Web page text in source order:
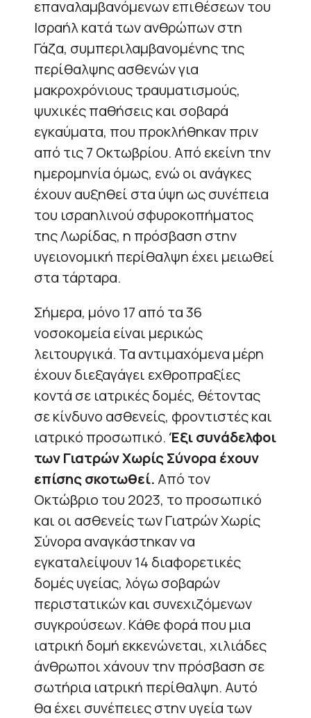
επαναλαμβανόμενων επιθέσεων του
Ισραήλ κατά των ανθρώπων στη
Γάζα, συμπεριλαμβανομένης της
περίθαλψης ασθενών για
μακροχρόνιους τραυματισμούς,
ψυχικές παθήσεις και σοβαρά
εγκαύματα, που προκλήθηκαν πριν
από τις 7 Οκτωβρίου. Από εκείνη την
ημερομηνία όμως, ενώ οι ανάγκες
έχουν αυξηθεί στα ύψη ως συνέπεια
του ισραηλινού σφυροκοπήματος
της Λωρίδας, η πρόσβαση στην
υγειονομική περίθαλψη έχει μειωθεί
στα τάρταρα.
Σήμερα, μόνο 17 από τα 36
νοσοκομεία είναι μερικώς
λειτουργικά. Τα αντιμαχόμενα μέρη
έχουν διεξαγάγει εχθροπραξίες
κοντά σε ιατρικές δομές, θέτοντας
σε κίνδυνο ασθενείς, φροντιστές και
ιατρικό προσωπικό.Έξι συνάδελφοι
των Γιατρών Χωρίς Σύνορα έχουν
επίσης σκοτωθεί. Από τον
Οκτώβριο του 2023, το προσωπικό
και οι ασθενείς των Γιατρών Χωρίς
Σύνορα αναγκάστηκαν να
εγκαταλείψουν 14 διαφορετικές
δομές υγείας, λόγω σοβαρών
περιστατικών και συνεχιζόμενων
συγκρούσεων. Κάθε φορά που μια
ιατρική δομή εκκενώνεται, χιλιάδες
άνθρωποι χάνουν την πρόσβαση σε
σωτήρια ιατρική περίθαλψη. Αυτό
θα έχει συνέπειες στην υγεία των